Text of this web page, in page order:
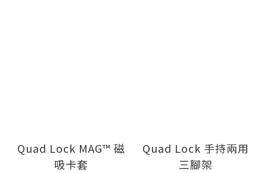
Quad Lock MAG™ 磁
吸卡套
Quad Lock 手持兩用
三腳架